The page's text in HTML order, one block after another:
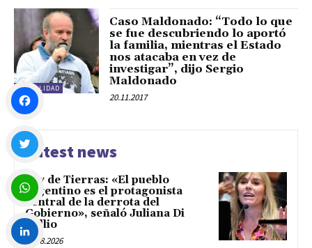
ACTUALIDAD
Caso Maldonado: “Todo lo que
se fue descubriendo lo aportó
la familia, mientras el Estado
nos atacaba en vez de
investigar”, dijo Sergio
Maldonado
20.11.2017
Latest news
Ley de Tierras: «El pueblo
argentino es el protagonista
central de la derrota del
Gobierno», señaló Juliana Di
Tullio
06.08.2026
Facebook
Twitter
WhatsApp